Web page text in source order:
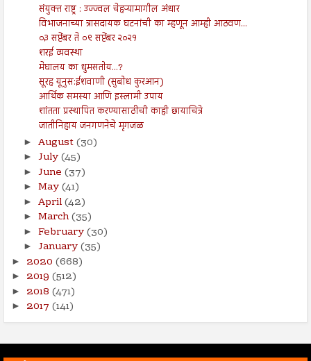
संयुक्त राष्ट्र : उज्ज्वल चेहऱ्यामागील अंधार
विभाजनाच्या त्रासदायक घटनांची का म्हणून आम्ही आठवण...
०३ सप्टेंबर ते ०९ सप्टेंबर २०२१
शरई व्यवस्था
मेघालय का धुमसतोय...?
सूरह यूनुस:ईशवाणी (सुबोध कुरआन)
आर्थिक समस्या आणि इस्लामी उपाय
शांतता प्रस्थापित करण्यासाठीची काही छायाचित्रे
जातीनिहाय जनगणनेचे मृगजळ
► August(30)
► July(45)
► June (37)
► May(41)
► April(42)
► March(35)
► February(30)
► January(35)
► 2020 (668)
► 2019 (512)
► 2018 (471)
► 2017 (141)